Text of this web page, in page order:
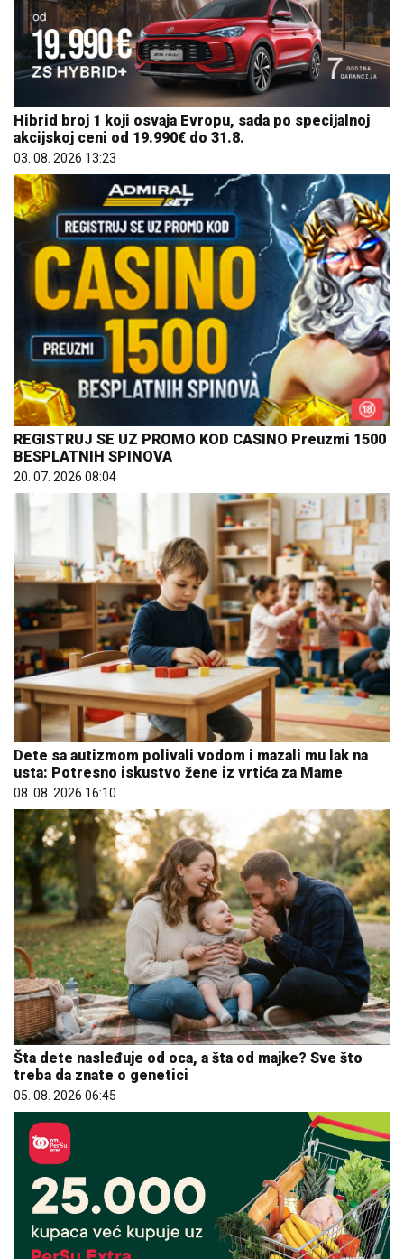
Hibrid broj 1 koji osvaja Evropu, sada po specijalnoj
akcijskoj ceni od 19.990€ do 31.8.
03. 08. 2026 13:23
REGISTRUJ SE UZ PROMO KOD CASINO Preuzmi 1500
BESPLATNIH SPINOVA
20. 07. 2026 08:04
Dete sa autizmom polivali vodom i mazali mu lak na
usta: Potresno iskustvo žene iz vrtića za Mame
08. 08. 2026 16:10
Šta dete nasleđuje od oca, a šta od majke? Sve što
treba da znate o genetici
05. 08. 2026 06:45